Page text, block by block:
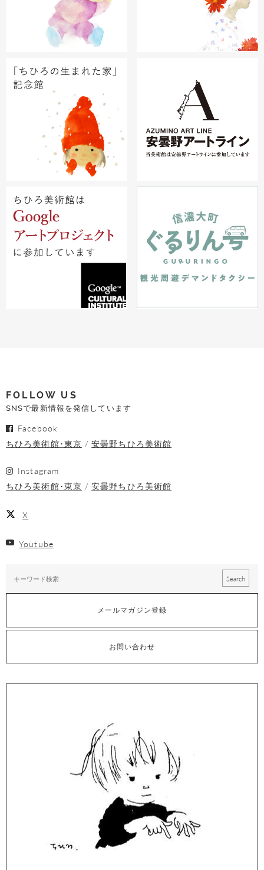
FOLLOW US
SNSで最新情報を発信しています
Facebook
ちひろ美術館･東京
安曇野ちひろ美術館
Instagram
ちひろ美術館･東京
安曇野ちひろ美術館
X
Youtube
メールマガジン登録
お問い合わせ